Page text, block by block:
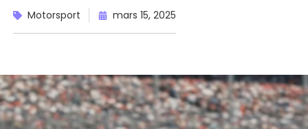
Motorsport mars 15, 2025